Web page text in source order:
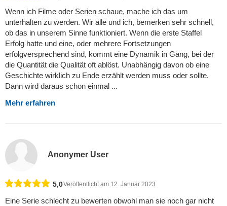
Wenn ich Filme oder Serien schaue, mache ich das um
unterhalten zu werden. Wir alle und ich, bemerken sehr schnell,
ob das in unserem Sinne funktioniert. Wenn die erste Staffel
Erfolg hatte und eine, oder mehrere Fortsetzungen
erfolgversprechend sind, kommt eine Dynamik in Gang, bei der
die Quantität die Qualität oft ablöst. Unabhängig davon ob eine
Geschichte wirklich zu Ende erzählt werden muss oder sollte.
Dann wird daraus schon einmal ...
Mehr erfahren
Anonymer User
5,0Veröffentlicht am 12. Januar 2023
Eine Serie schlecht zu bewerten obwohl man sie noch gar nicht